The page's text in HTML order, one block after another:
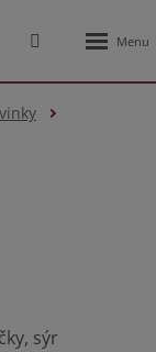
Vyhledávání
sýr